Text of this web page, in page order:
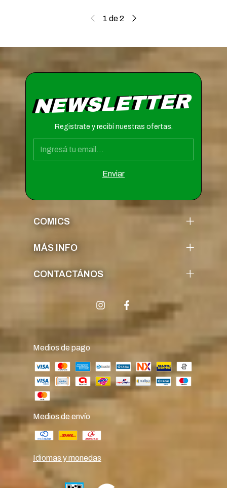
1 de2
NEWSLETTER
Registrate y recibí nuestras ofertas.
COMICS
MÁS INFO
CONTACTÁNOS
Medios de pago
Medios de envío
Idiomas y monedas